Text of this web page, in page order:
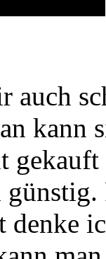
auch
kann
denke